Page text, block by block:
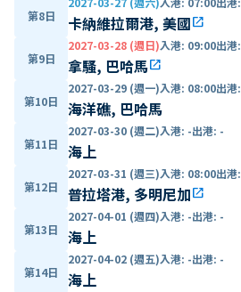
第8日 卡納維拉爾港, 美國open_in_new
第9日
2027-03-28 (週日)入港: 09:00出港:
拿騷, 巴哈馬open_in_new
第10日
2027-03-29 (週一)入港: 08:00出港:
海洋礁, 巴哈馬
第11日
2027-03-30 (週二)入港: -出港: -
海上
第12日
2027-03-31 (週三)入港: 08:00出港:
普拉塔港, 多明尼加open_in_new
第13日
2027-04-01 (週四)入港: -出港: -
海上
第14日
2027-04-02 (週五)入港: -出港: -
海上